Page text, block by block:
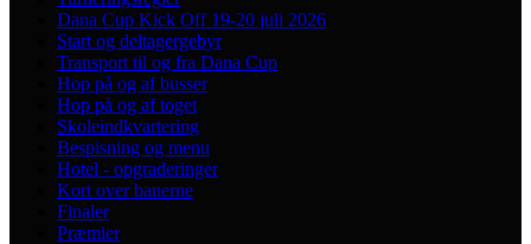
Dana Cup Kick Off 19-20 juli 2026
Start og deltagergebyr
Transport til og fra Dana Cup
Hop på og af busser
Hop på og af toget
Skoleindkvartering
Bespisning og menu
Hotel - opgraderinger
Kort over banerne
Finaler
Præmier